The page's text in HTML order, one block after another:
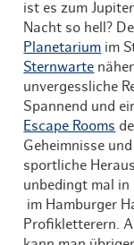
ist es zum
Nacht so hell?
Planetarium im
Sternwarte
unvergessliche
Spannend und
Escape Rooms
Geheimnisse
sportliche
unbedingt mal
im Hamburger
Profikletterern.